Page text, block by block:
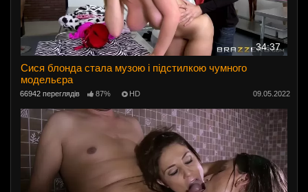
34:37
Сися блонда стала музою і підстилкою чумного
модельєра
66942 переглядів 87% HD 09.05.2022